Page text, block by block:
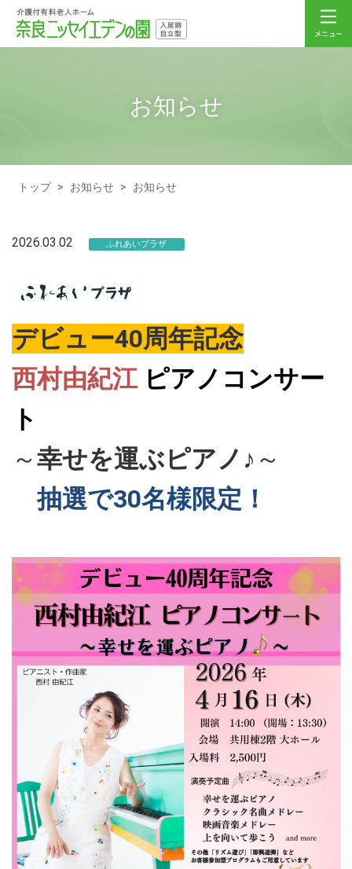
お知らせ
トップ > お知らせ > お知らせ
2026.03.02 ふれあいプラザ
デビュー40周年記念
西村由紀江 ピアノコンサー
ト
～幸せを運ぶピアノ♪ ～
抽選で30名様限定！